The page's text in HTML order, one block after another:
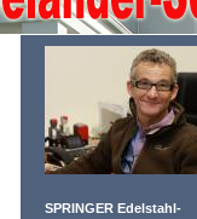
SPRINGER Edelstahl-